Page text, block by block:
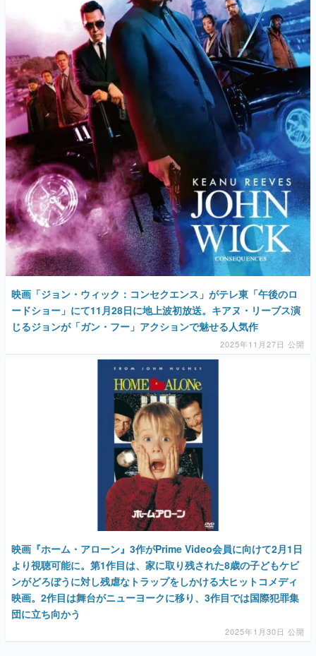
マンガ
女性向け
アプリレビュー
その他
電ファミニコゲーマーとは？
運営：株式会社マレ
映画「ジョン・ウィック：コンセクエンス」がテレ東「午後のロ
ードショー」にて11月28日に地上波初放送。キアヌ・リーブス演
じるジョンが「ガン・フー」アクションで魅せる人気作
2025年11月27日 公開
映画『ホーム・アローン』3作がPrime Video会員に向けて2月1日
より視聴可能に。第1作目は、家に取り残された8歳の子どもケビ
ンがどろぼうに対し残虐なトラップをしかける大ヒットコメディ
映画。2作目は舞台がニューヨークに移り、3作目では国際犯罪集
団に立ち向かう
2025年1月30日 公開